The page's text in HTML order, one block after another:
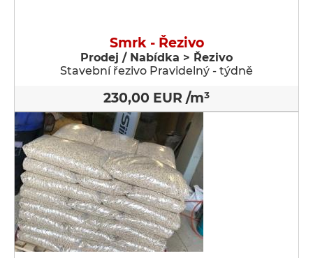
Smrk - Řezivo
Prodej / Nabídka > Řezivo
Stavební řezivo Pravidelný - týdně
230,00 EUR /m³